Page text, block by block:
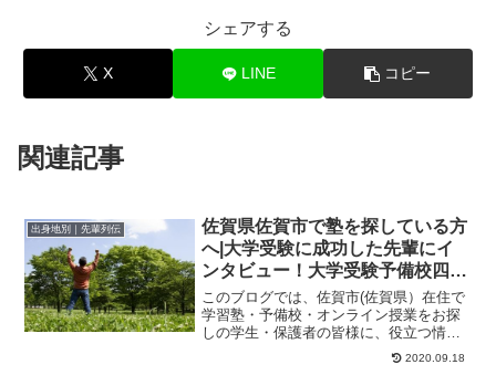
シェアする
X LINE コピー
関連記事
出身地別｜先輩列伝
佐賀県佐賀市で塾を探している方
へ|大学受験に成功した先輩にイ
ンタビュー！大学受験予備校四谷
学院
このブログでは、佐賀市(佐賀県）在住で
学習塾・予備校・オンライン授業をお探
しの学生・保護者の皆様に、役立つ情報
やヒントになる情報をお伝えします。ず
2020.09.18